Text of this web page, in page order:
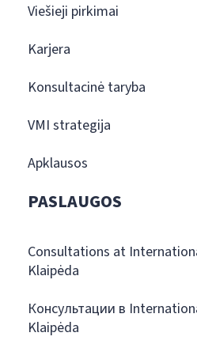
Viešieji pirkimai
Karjera
Konsultacinė taryba
VMI strategija
Apklausos
PASLAUGOS
Consultations at
Klaipėda
Консультации в
Klaipėda